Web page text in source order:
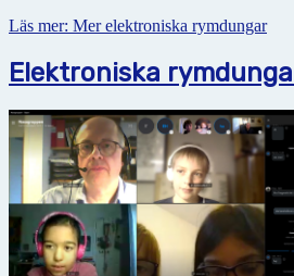
Läs mer: Mer elektroniska rymdungar
Elektroniska